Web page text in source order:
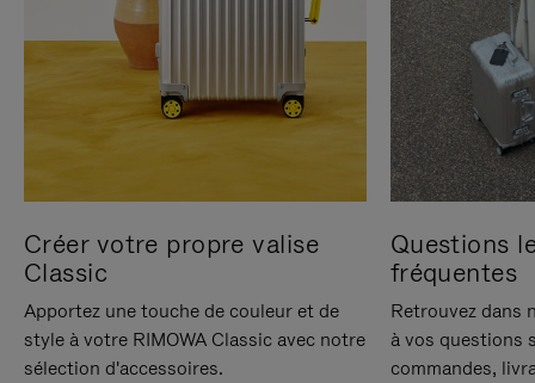
Créer votre propre valise
Classic
Apportez une touche de couleur et de
style à votre RIMOWA Classic avec notre
sélection d'accessoires.
Questions
fréquentes
Retrouvez dans
à vos questions
commandes,